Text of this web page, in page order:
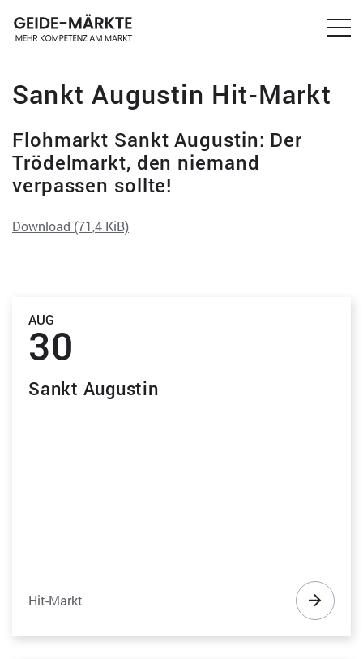
Sankt Augustin Hit-Markt
Flohmarkt Sankt Augustin: Der
Trödelmarkt, den niemand
verpassen sollte!
Download (71,4 KiB)
AUG
30
Sankt Augustin
Hit-Markt